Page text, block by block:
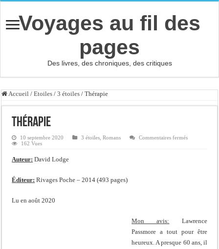
Voyages au fil des
pages
Des livres, des chroniques, des critiques
Accueil / Etoiles / 3 étoiles / Thérapie
Thérapie
10 septembre 2020 3 étoiles ,Romans Commentaires ferméssur
162 Vues
Auteur: David Lodge
Éditeur: Rivages Poche – 2014 (493 pages)
Lu en août 2020
Mon avis: Lawrence
Passmore a tout pour être
heureux. A presque 60 ans, il